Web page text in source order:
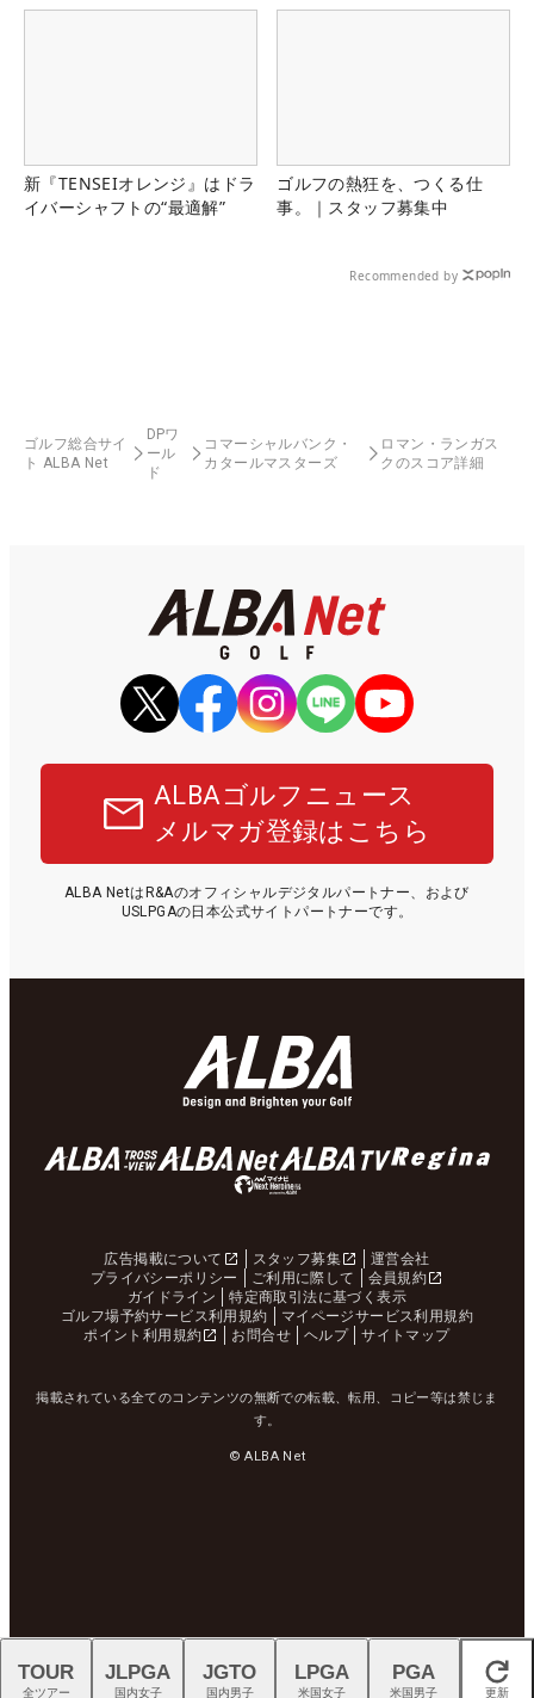
新『TENSEIオレンジ』はドラ
イバーシャフトの“最適解”
ゴルフの熱狂を、つくる仕
事。｜スタッフ募集中
Recommended by
ゴルフ総合サイ
ト ALBA Net
DPワ
ール
ド
コマーシャルバンク・
カタールマスターズ
ロマン・ランガス
クのスコア詳細
ALBAゴルフニュース
メルマガ登録はこちら
ALBA NetはR&Aのオフィシャルデジタルパートナー、および
USLPGAの日本公式サイトパートナーです。
広告掲載について スタッフ募集
運営会社
プライバシーポリシー
ご利用に際して
会員規約
ガイドライン
特定商取引法に基づく表示
ゴルフ場予約サービス利用規約
マイページサービス利用規約
ポイント利用規約
お問合せ ヘルプ サイトマップ
掲載されている全てのコンテンツの無断での転載、転用、コピー等は禁じま
す。
© ALBA Net
閉じる
TOUR
全ツアー
JLPGA
国内女子
JGTO
国内男子
LPGA
米国女子
PGA
米国男子 更新